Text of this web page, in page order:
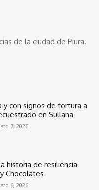
de la ciudad de Piura.
y con signos de tortura a
en Sullana
7, 2026
historia de resiliencia
Chocolates
6, 2026